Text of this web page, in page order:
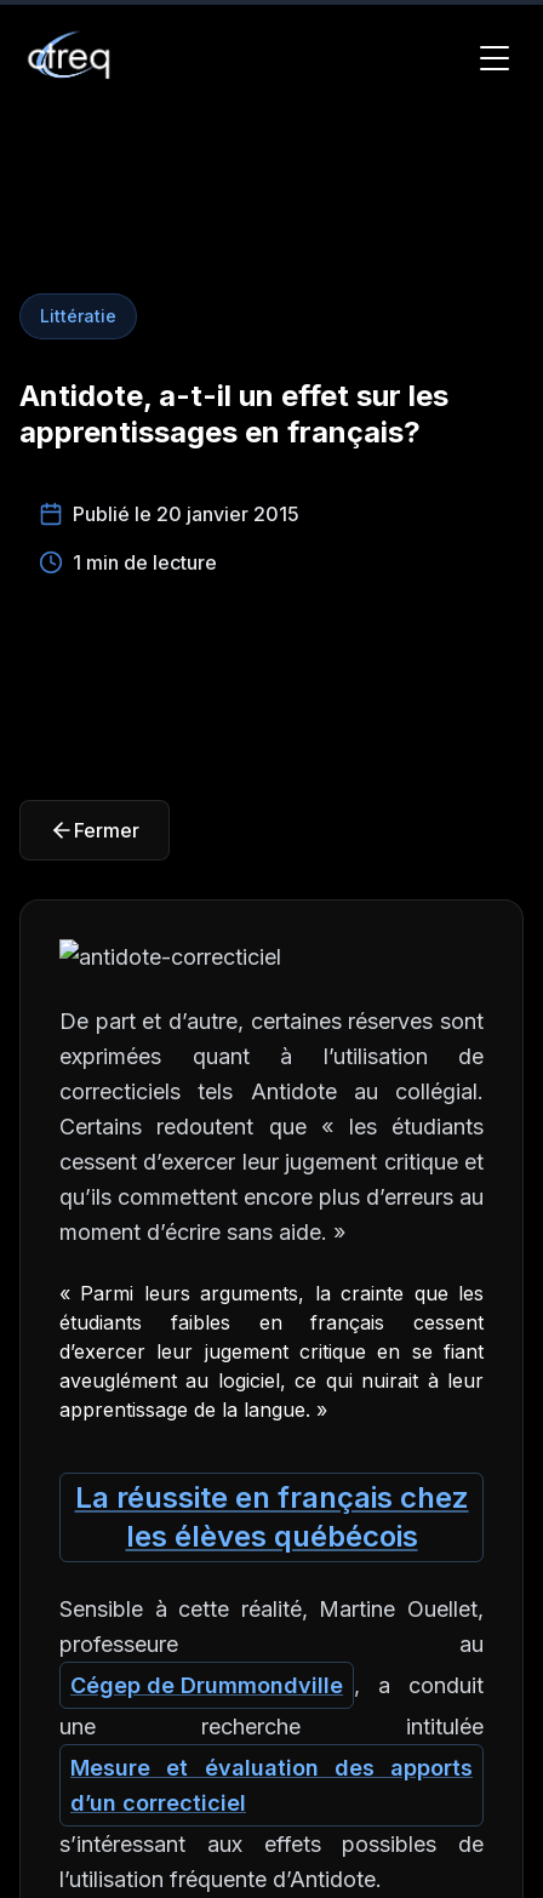
Littératie
Antidote, a-t-il un effet sur les
apprentissages en français?
Publié le 20 janvier 2015
1 min de lecture
Fermer
De part et d’autre, certaines réserves sont
exprimées quant à l’utilisation de
correcticiels tels Antidote au collégial.
Certains redoutent que « les étudiants
cessent d’exercer leur jugement critique et
qu’ils commettent encore plus d’erreurs au
moment d’écrire sans aide. »
« Parmi leurs arguments, la crainte que les
étudiants faibles en français cessent
d’exercer leur jugement critique en se fiant
aveuglément au logiciel, ce qui nuirait à leur
apprentissage de la langue. »
La réussite en français chez
les élèves québécois
Sensible à cette réalité, Martine Ouellet,
professeure au
Cégep de Drummondville , a conduit
une recherche intitulée
Mesure et évaluation des apports
d’un correcticiel
s’intéressant aux effets possibles de
l’utilisation fréquente d’Antidote.